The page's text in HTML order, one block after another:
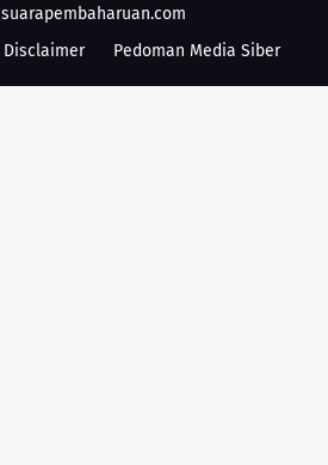
suarapembaharuan.com
Disclaimer Pedoman Media Siber